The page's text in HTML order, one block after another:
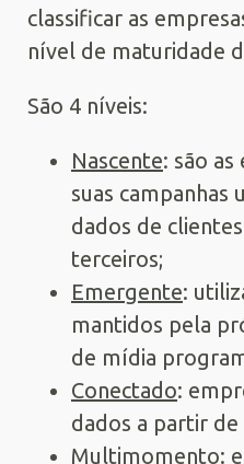
classificar as
nível de maturidade
São 4 níveis:
Nascente: são as
suas campanhas
dados de
terceiros;
Emergente:
mantidos pela
de mídia
Conectado:
dados a partir de
Multimomento: